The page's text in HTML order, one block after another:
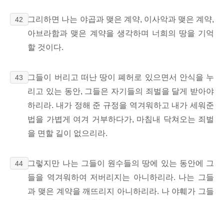
42
그리하면 나는 야곱과 맺은 계약, 이사악과 맺은 계약,
아브라함과 맺은 계약을 생각하며 너희의 땅을 기억
할 것이다.
43
그들이 버리고 떠난 땅이 폐허로 있으면서 안식을 누
리고 있는 동안, 그들은 자기들의 죄벌을 달게 받아야
하리라. 내가 정해 준 규정을 역겨워하고 내가 세워준
법을 가볍게 여겨 거부하다가, 마침내 닥쳐오는 죄벌
을 면할 길이 없으리라.
44
그렇지만 나는 그들이 원수들의 땅에 있는 동안에 그
들을 역겨워하여 저버리지는 아니하리라. 나는 그들
과 맺은 계약을 깨뜨리지 아니하리라. 나 야훼가 그들